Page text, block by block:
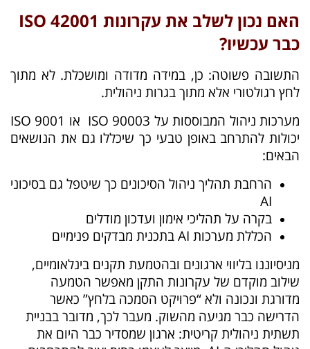
האם נכון לשלב את עקרונות 42001 ISO
כבר עכשיו?
התשובה פשוטה: כן, במידה מדודה ומושכלת. לא מתוך
לחץ רגולטורי אלא מתוך בגרות ניהולית.
מערכות ניהול המבוססות על ISO 90003 או ISO 9001
יכולות להתרחב באופן טבעי כך שיכללו גם את הנושאים
הבאים:
הרחבת תהליך ניהול הסיכונים כך שיטפל גם בסיכוני
AI
בקרה על תהליכי אימון ועדכון מודלים
הכללת מערכות AI בתכנית מבדקים פנימיים
מניסיוננו בליווי ארגונים ובהטמעת תקנים בינלאומיים,
שילוב מוקדם של עקרונות התקן מאפשר הטמעה
מדורגת ונכונה ולא “פרויקט הסמכה בלחץ” כאשר
הדרישה כבר מגיעה מהשוק. מעבר לכך, מדובר בבניית
תשתית ניהולית קריטית: ארגון שמסדיר כבר היום את